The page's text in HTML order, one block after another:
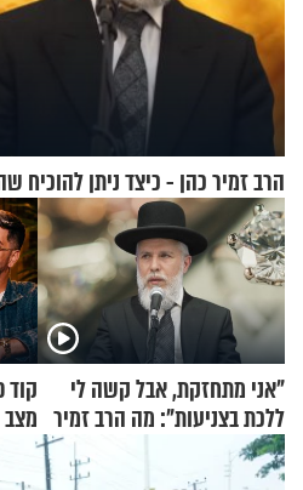
הרב זמיר כהן - כיצד ניתן להוכיח
"אני מתחזקת, אבל קשה לי
ללכת בצניעות": מה הרב זמיר
כהן המליץ לה לעשות?
קוד